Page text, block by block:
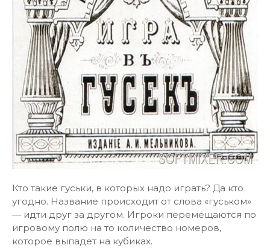
Кто такие гуськи, в которых надо играть? Да кто
угодно. Название происходит от слова «гуськом»
— идти друг за другом. Игроки перемещаются по
игровому полю на то количество номеров,
которое выпадет на кубиках.